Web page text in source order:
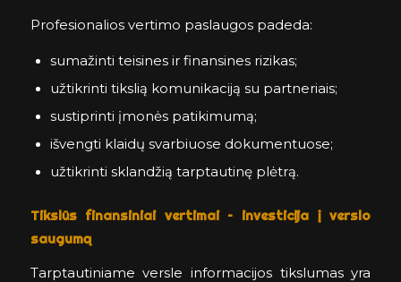
Profesionalios vertimo paslaugos padeda:
sumažinti teisines ir finansines rizikas;
užtikrinti tikslią komunikaciją su partneriais;
sustiprinti įmonės patikimumą;
išvengti klaidų svarbiuose dokumentuose;
užtikrinti sklandžią tarptautinę plėtrą.
Tikslūs finansiniai vertimai – investicija į verslo
saugumą
Tarptautiniame versle informacijos tikslumas yra